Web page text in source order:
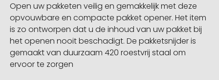
Open uw pakketen veilig en gemakkelijk met deze
opvouwbare en compacte pakket opener. Het item
is zo ontworpen dat u de inhoud van uw pakket bij
het openen nooit beschadigt. De pakketsnijder is
gemaakt van duurzaam 420 roestvrij staal om
ervoor te zorgen